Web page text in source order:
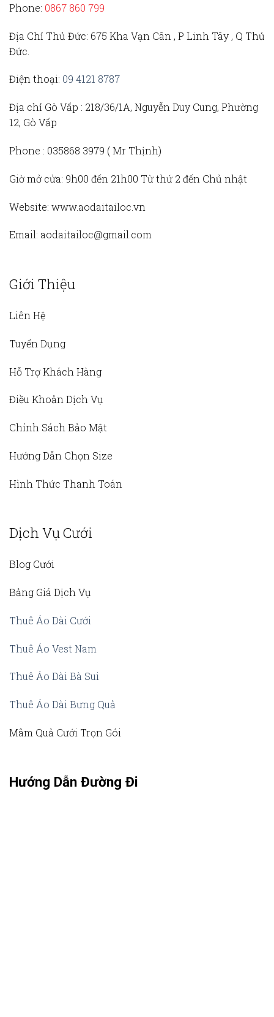
Phone: 0867 860 799
Địa Chỉ Thủ Đức: 675 Kha Vạn Cân , P Linh Tây , Q Thủ
Đức.
Điện thoại: 09 4121 8787
Địa chỉ Gò Vấp : 218/36/1A, Nguyễn Duy Cung, Phường
12, Gò Vấp
Phone : 035868 3979 (Mr Thịnh)
Giờ mở cửa: 9h00 đến 21h00 Từ thứ 2 đến Chủ nhật
Website: www.aodaitailoc.vn
Email: aodaitailoc@gmail.com
Giới Thiệu
Liên Hệ
Tuyển Dụng
Hỗ Trợ Khách Hàng
Điều Khoản Dịch Vụ
Chính Sách Bảo Mật
Hướng Dẫn Chọn Size
Hình Thức Thanh Toán
Dịch Vụ Cưới
Blog Cưới
Bảng Giá Dịch Vụ
Thuê Áo Dài Cưới
Thuê Áo Vest Nam
Thuê Áo Dài Bà Sui
Thuê Áo Dài Bưng Quả
Mâm Quả Cưới Trọn Gói
Hướng Dẫn Đường Đi